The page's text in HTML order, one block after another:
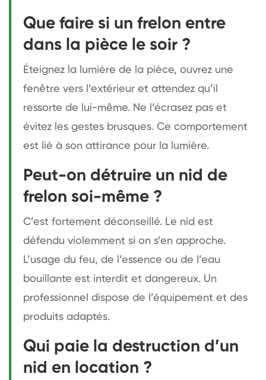
Que faire si un frelon entre
dans la pièce le soir ?
Éteignez la lumière de la pièce, ouvrez une
fenêtre vers l’extérieur et attendez qu’il
ressorte de lui-même. Ne l’écrasez pas et
évitez les gestes brusques. Ce comportement
est lié à son attirance pour la lumière.
Peut-on détruire un nid de
frelon soi-même ?
C’est fortement déconseillé. Le nid est
défendu violemment si on s’en approche.
L’usage du feu, de l’essence ou de l’eau
bouillante est interdit et dangereux. Un
professionnel dispose de l’équipement et des
produits adaptés.
Qui paie la destruction d’un
nid en location ?